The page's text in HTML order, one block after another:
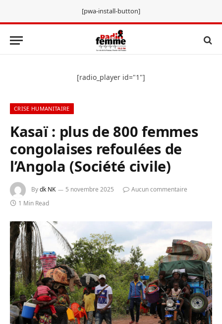
[pwa-install-button]
[radio_player id="1"]
CRISE HUMANITAIRE
Kasaï : plus de 800 femmes
congolaises refoulées de
l’Angola (Société civile)
Bydk NK 5 novembre 2025
Aucun commentaire
1 Min Read